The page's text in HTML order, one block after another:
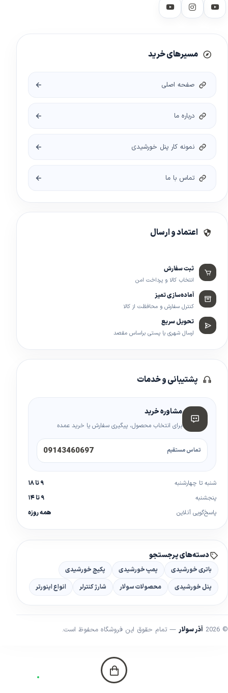
مسیرهای خرید
صفحه اصلی
درباره ما
نمونه کار پنل خورشیدی
تماس با ما
اعتماد و ارسال
ثبت سفارش
انتخاب کالا و پرداخت امن
آماده‌سازی تمیز
کنترل سفارش و محافظت از کالا
تحویل سریع
ارسال شهری یا پستی براساس مقصد
پشتیبانی و خدمات
مشاوره خرید
برای انتخاب محصول، پیگیری سفارش یا خرید عمده
تماس مستقیم 09143460697
شنبه تا چهارشنبه
۹ تا ۱۸
پنجشنبه
۹ تا ۱۴
پاسخ‌گویی آنلاین
همه روزه
دسته‌های پرجستجو
باتری خورشیدی پمپ خورشیدی
پکیج خورشیدی
پنل خورشیدی
محصولات سولار شارژ کنترلر انواع اینورتر
© 2026 آذر سولار — تمام حقوق این فروشگاه محفوظ است.